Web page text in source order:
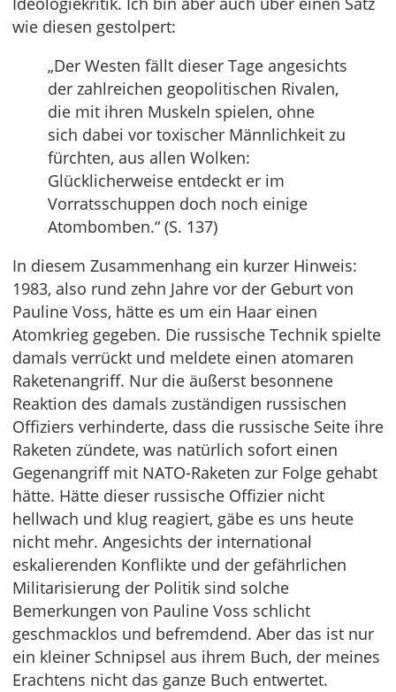
wie diesen gestolpert:
„Der Westen fällt dieser Tage angesichts
der zahlreichen geopolitischen Rivalen,
die mit ihren Muskeln spielen, ohne
sich dabei vor toxischer Männlichkeit zu
fürchten, aus allen Wolken:
Glücklicherweise entdeckt er im
Vorratsschuppen doch noch einige
Atombomben.“ (S. 137)
In diesem Zusammenhang ein kurzer Hinweis:
1983, also rund zehn Jahre vor der Geburt von
Pauline Voss, hätte es um ein Haar einen
Atomkrieg gegeben. Die russische Technik spielte
damals verrückt und meldete einen atomaren
Raketenangriff. Nur die äußerst besonnene
Reaktion des damals zuständigen russischen
Offiziers verhinderte, dass die russische Seite ihre
Raketen zündete, was natürlich sofort einen
Gegenangriff mit NATO-Raketen zur Folge gehabt
hätte. Hätte dieser russische Offizier nicht
hellwach und klug reagiert, gäbe es uns heute
nicht mehr. Angesichts der international
eskalierenden Konflikte und der gefährlichen
Militarisierung der Politik sind solche
Bemerkungen von Pauline Voss schlicht
geschmacklos und befremdend. Aber das ist nur
ein kleiner Schnipsel aus ihrem Buch, der meines
Erachtens nicht das ganze Buch entwertet.